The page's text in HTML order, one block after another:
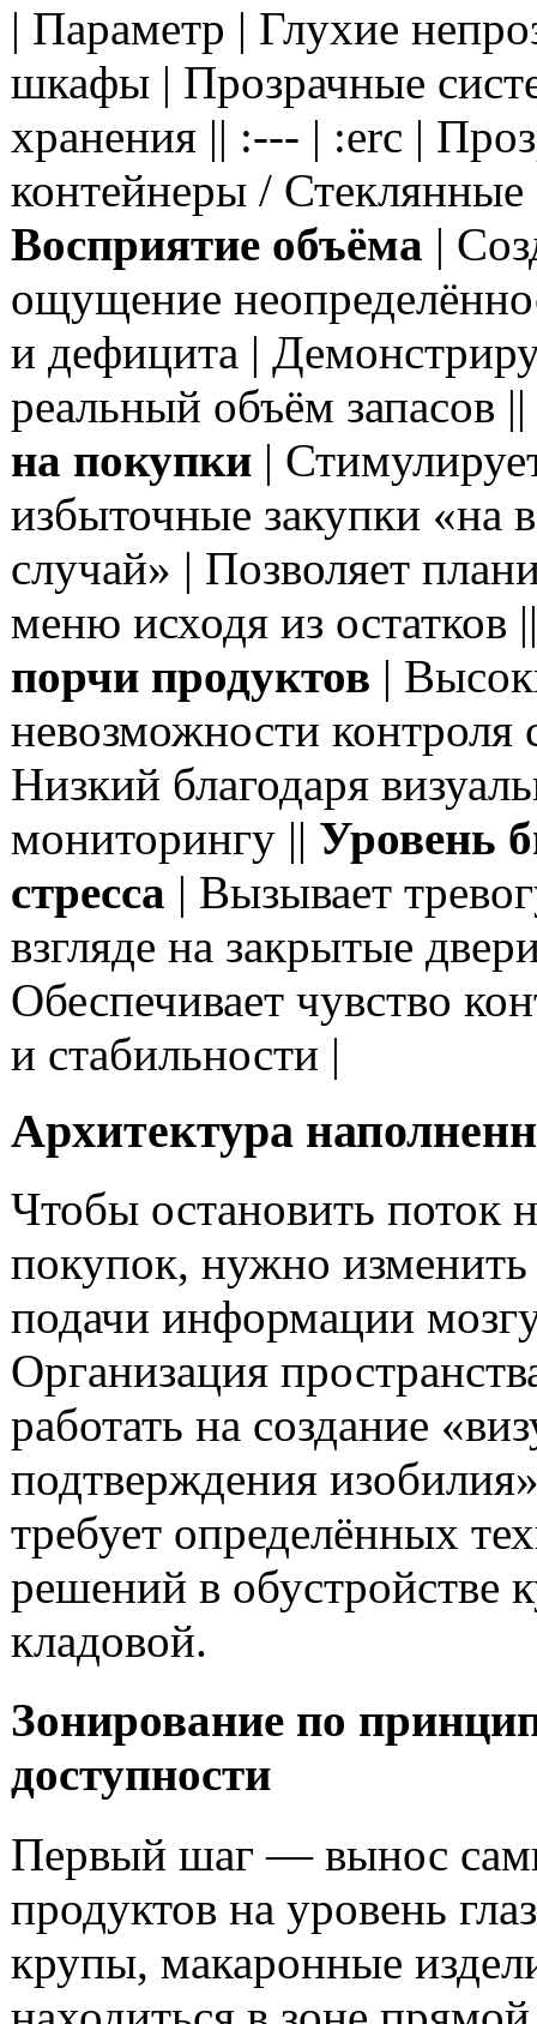
| Параметр | Глухие
шкафы | Прозрачные
хранения || :--- | :erc |
контейнеры / Стеклянные
Восприятие объёма |
ощущение
и дефицита |
реальный объём запасов ||
на покупки |
избыточные закупки «на
случай» | Позволяет
меню исходя из остатков
порчи продуктов |
невозможности контроля
Низкий благодаря
мониторингу || Уровень
стресса | Вызывает
взгляде на закрытые
Обеспечивает чувство
и стабильности |
Архитектура
Чтобы остановить поток
покупок, нужно изменить
подачи информации
Организация
работать на создание
подтверждения
требует определённых
решений в обустройстве
кладовой.
Зонирование по
доступности
Первый шаг — вынос
продуктов на уровень
крупы, макаронные